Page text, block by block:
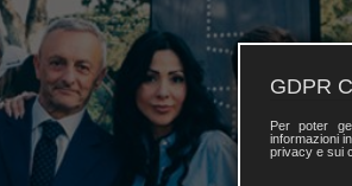
GDPR
Per poter
informazioni
privacy e sui